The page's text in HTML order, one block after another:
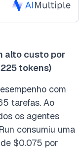
alto custo por
tokens)
com
tarefas. Ao
os agentes
consumiu uma
$0.075 por